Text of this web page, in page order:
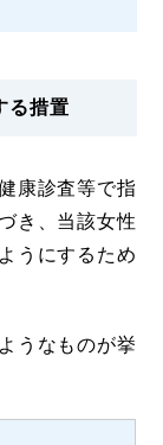
る措置
康診査等で指
き、当該女性
うにするため
うなものが挙